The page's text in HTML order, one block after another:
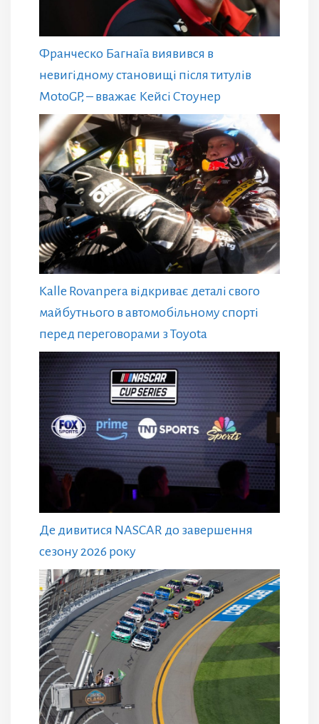
Франческо Багнаїа виявився в
невигідному становищі після титулів
MotoGP, – вважає Кейсі Стоунер
Kalle Rovanpera відкриває деталі свого
майбутнього в автомобільному спорті
перед переговорами з Toyota
Де дивитися NASCAR до завершення
сезону 2026 року